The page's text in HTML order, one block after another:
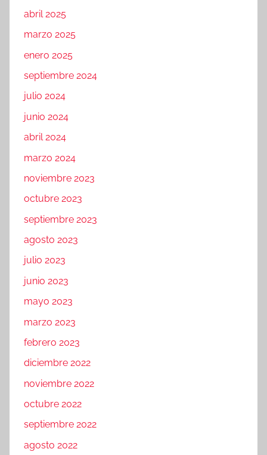
abril 2025
marzo 2025
enero 2025
septiembre 2024
julio 2024
junio 2024
abril 2024
marzo 2024
noviembre 2023
octubre 2023
septiembre 2023
agosto 2023
julio 2023
junio 2023
mayo 2023
marzo 2023
febrero 2023
diciembre 2022
noviembre 2022
octubre 2022
septiembre 2022
agosto 2022